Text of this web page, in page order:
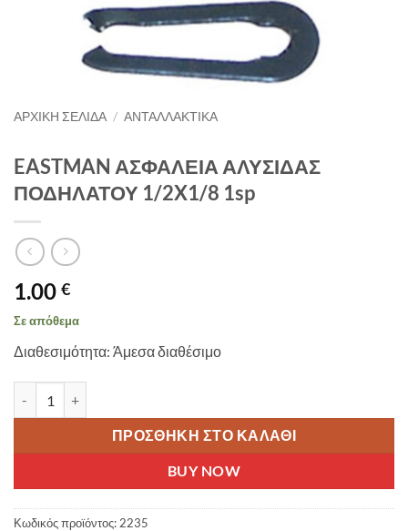
ΑΡΧΙΚΉ ΣΕΛΊΔΑ / ΑΝΤΑΛΛΑΚΤΙΚΑ
EASTMAN ΑΣΦΑΛΕΙΑ ΑΛΥΣΙΔΑΣ
ΠΟΔΗΛΑΤΟΥ 1/2X1/8 1sp
1.00 €
Σε απόθεμα
Διαθεσιμότητα: Άμεσα διαθέσιμο
ΠΡΟΣΘΉΚΗ ΣΤΟ ΚΑΛΆΘΙ
BUY NOW
Κωδικός προϊόντος: 2235